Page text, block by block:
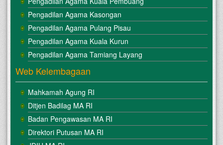
Pengadilan Agama Kasongan
Pengadilan Agama Pulang Pisau
Pengadilan Agama Kuala Kurun
Pengadilan Agama Tamiang Layang
Web Kelembagaan
Mahkamah Agung RI
Ditjen Badilag MA RI
Badan Pengawasan MA RI
Direktori Putusan MA RI